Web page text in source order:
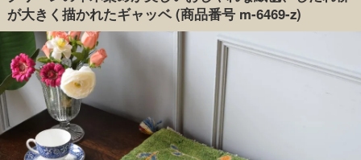
が大きく描かれたギャッベ(商品番号 m-6469-z)